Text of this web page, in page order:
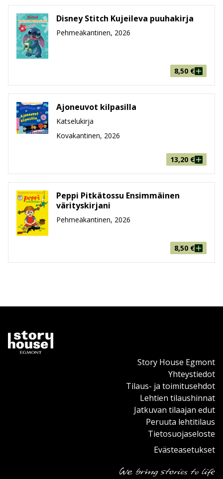
Koko
leveys x korkeus x paksuus
167 mm * 166 mm * 18 mm
Paino
218g
Ikäryhmä
Disney Stitch Kujeileva puuhakirja
Pehmeäkantinen, 2026
8,50 €
Ajoneuvot kilpasilla
Katselukirja
Kovakantinen, 2026
13,20 €
Peppi Pitkätossu Ensimmäinen
värityskirjani
Pehmeäkantinen, 2026
8,50 €
Story House Egmont
Yhteystiedot
Tilaus- ja toimitusehdot
Lehtien tilaushinnat
Jatkuvan tilaajan edut
Peruuta lehtitilaus
Tietosuojaseloste
Evästeasetukset